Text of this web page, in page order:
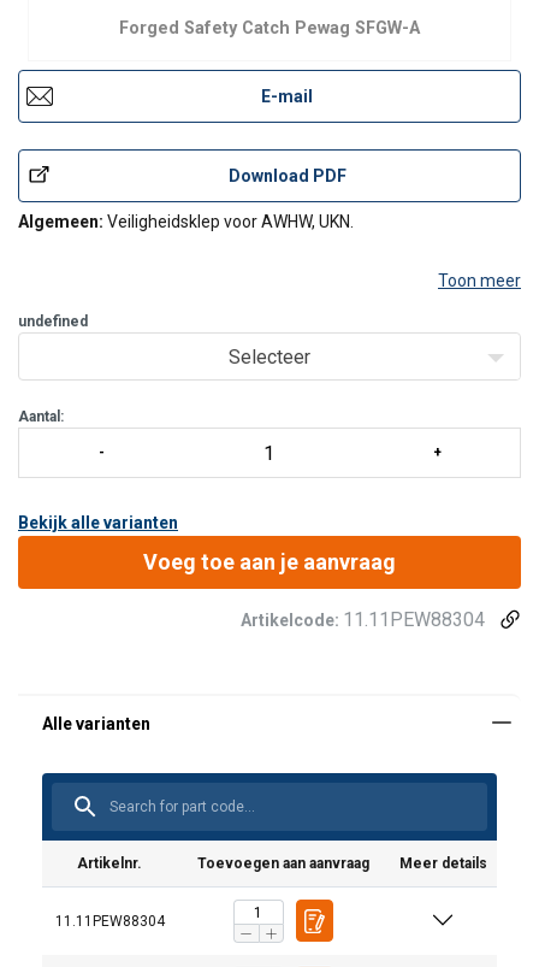
Forged Safety Catch Pewag SFGW-A
E-mail
Download PDF
Algemeen: Veiligheidsklep voor AWHW, UKN.
Toon meer
undefined
Selecteer
Aantal:
Bekijk alle varianten
Voeg toe aan je aanvraag
Artikelcode: 11.11PEW88304
Artikelnr. Toevoegen aan aanvraag Meer details
11.11PEW88304